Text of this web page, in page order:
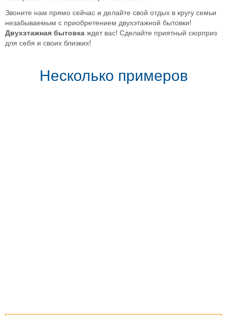
Звоните нам прямо сейчас и делайте свой отдых в кругу семьи
незабываемым с приобретением двухэтажной бытовки!
Двухэтажная бытовка ждет вас! Сделайте приятный сюрприз
для себя и своих близких!
Несколько примеров